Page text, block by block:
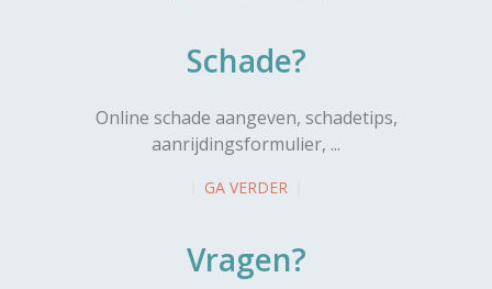
Schade?
Online schade aangeven, schadetips,
aanrijdingsformulier, ...
GA VERDER
Vragen?